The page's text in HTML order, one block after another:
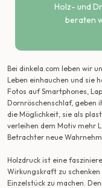
Holz- und
beraten
Bei dinkela.com leben wir
Leben einhauchen und sie
Fotos auf Smartphones,
Dornröschenschlaf, geben
die Möglichkeit, sie als
verleihen dem Motiv mehr
Betrachter neue
Holzdruck ist eine
Wirkungskraft zu
Einzelstück zu machen.